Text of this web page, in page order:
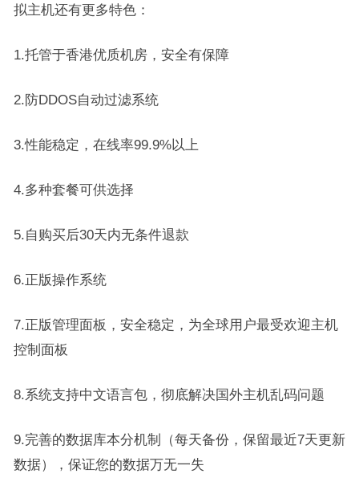
拟主机还有更多特色：
1.托管于香港优质机房，安全有保障
2.防DDOS自动过滤系统
3.性能稳定，在线率99.9%以上
4.多种套餐可供选择
5.自购买后30天内无条件退款
6.正版操作系统
7.正版管理面板，安全稳定，为全球用户最受欢迎主机
控制面板
8.系统支持中文语言包，彻底解决国外主机乱码问题
9.完善的数据库本分机制（每天备份，保留最近7天更新
数据），保证您的数据万无一失